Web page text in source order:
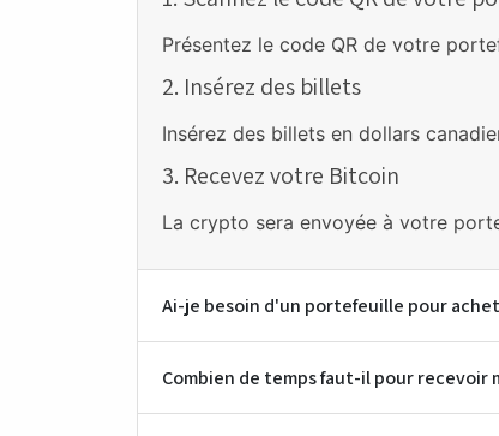
Présentez le code QR de votre
2. Insérez des billets
Insérez des billets en dollars
3. Recevez votre Bitcoin
La crypto sera envoyée à votre
Ai-je besoin d'un portefeuille pour
Combien de temps faut-il pour recevoir